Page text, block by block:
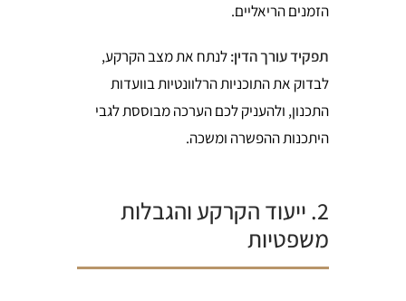
הזמנים הריאליים.
תפקיד עורך הדין:לנתח את מצב הקרקע,
לבדוק את התוכניות הרלוונטיות בוועדות
התכנון, ולהעניק לכם הערכה מבוססת לגבי
היתכנות ההפשרה ומשכה.
2. ייעוד הקרקע והגבלות
משפטיות